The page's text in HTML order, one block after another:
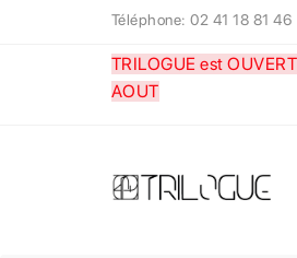
Téléphone: 02 41 18 81 46
TRILOGUE est
AOUT